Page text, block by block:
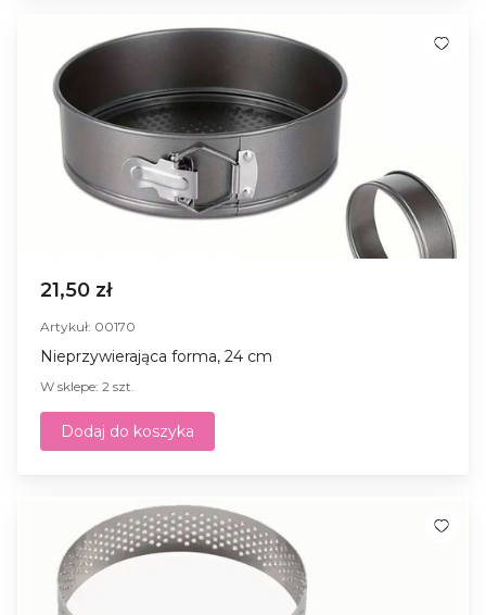
21,50 zł
Artykuł: 00170
Nieprzywierająca forma, 24 cm
W sklepe: 2 szt.
Dodaj do koszyka